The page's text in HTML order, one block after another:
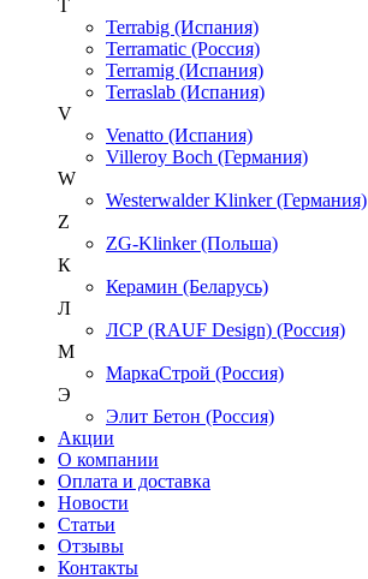
T
Terrabig (Испания)
Terramatic (Россия)
Terramig (Испания)
Terraslab (Испания)
V
Venatto (Испания)
Villeroy Boch (Германия)
W
Westerwalder Klinker (Германия)
Z
ZG-Klinker (Польша)
К
Керамин (Беларусь)
Л
ЛСР (RAUF Design) (Россия)
М
МаркаСтрой (Россия)
Э
Элит Бетон (Россия)
Акции
О компании
Оплата и доставка
Новости
Статьи
Отзывы
Контакты